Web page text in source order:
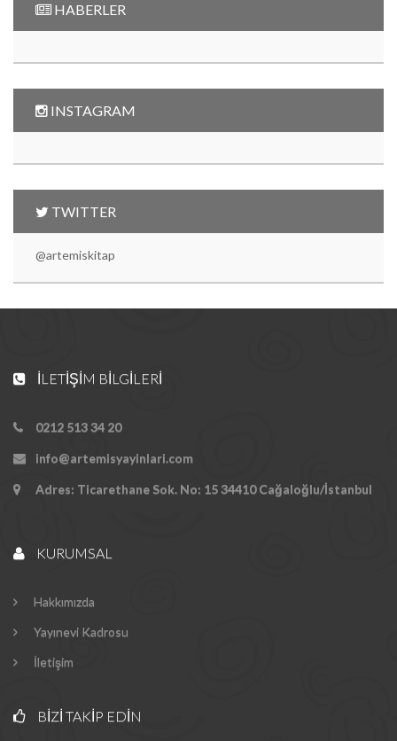
HABERLER
INSTAGRAM
TWITTER
@artemiskitap
İLETIŞIM BILGILERI
0212 513 34 20
info@artemisyayinlari.com
Adres: Ticarethane Sok. No: 15 34410 Cağaloğlu/İstanbul
KURUMSAL
Hakkımızda
Yayınevi Kadrosu
İletişim
BIZI TAKIP EDIN